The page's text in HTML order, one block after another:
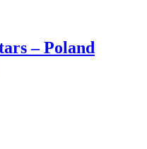
– Poland